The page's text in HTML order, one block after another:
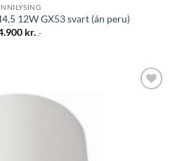
INNILÝSING
12W GX53 svart (án peru)
kr. .-